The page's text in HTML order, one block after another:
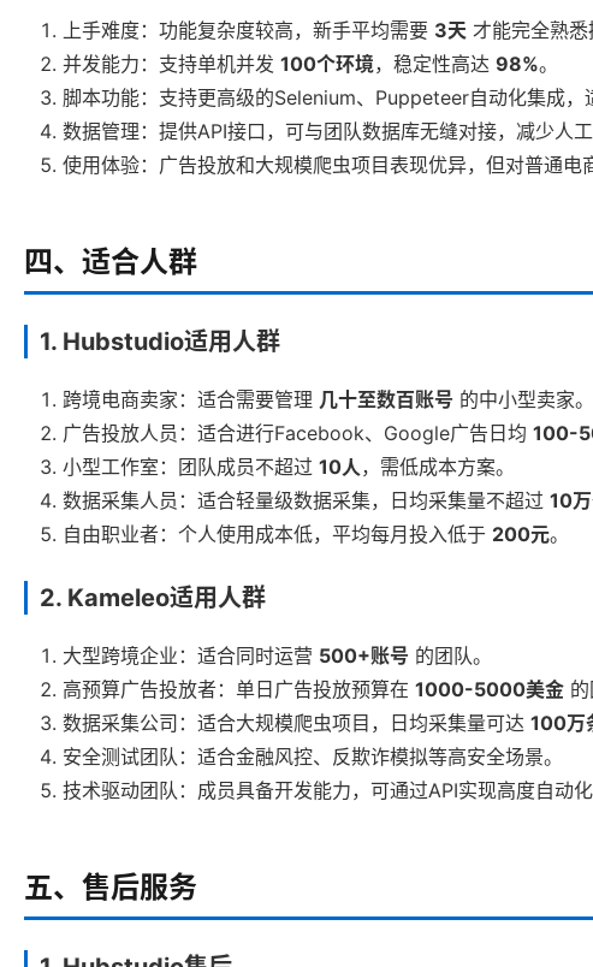
上手难度：功能复杂度较高，新手平均需要 3天 才能完全熟悉
并发能力：支持单机并发 100个环境，稳定性高达 98%。
脚本功能：支持更高级的Selenium、Puppeteer自动化集成，
数据管理：提供API接口，可与团队数据库无缝对接，减少人
使用体验：广告投放和大规模爬虫项目表现优异，但对普通电
四、适合人群
1. Hubstudio适用人群
跨境电商卖家：适合需要管理 几十至数百账号 的中小型卖家。
广告投放人员：适合进行Facebook、Google广告日均 100-
小型工作室：团队成员不超过 10人，需低成本方案。
数据采集人员：适合轻量级数据采集，日均采集量不超过 10
自由职业者：个人使用成本低，平均每月投入低于 200元。
2. Kameleo适用人群
大型跨境企业：适合同时运营 500+账号 的团队。
高预算广告投放者：单日广告投放预算在 1000-5000美金 的
数据采集公司：适合大规模爬虫项目，日均采集量可达 100万
安全测试团队：适合金融风控、反欺诈模拟等高安全场景。
技术驱动团队：成员具备开发能力，可通过API实现高度自动化
五、售后服务